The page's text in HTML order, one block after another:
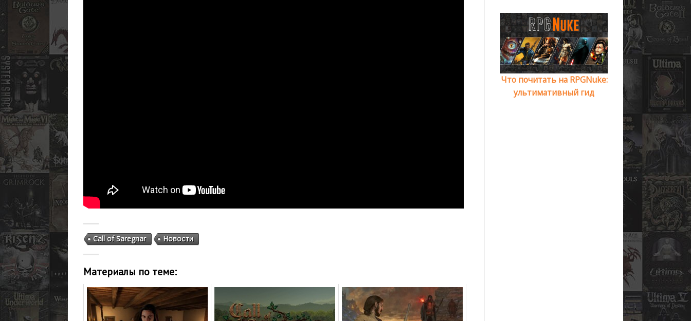
Call of Saregnar Новости
Материалы по теме:
Что почитать на RPGNuke:
ультимативный гид